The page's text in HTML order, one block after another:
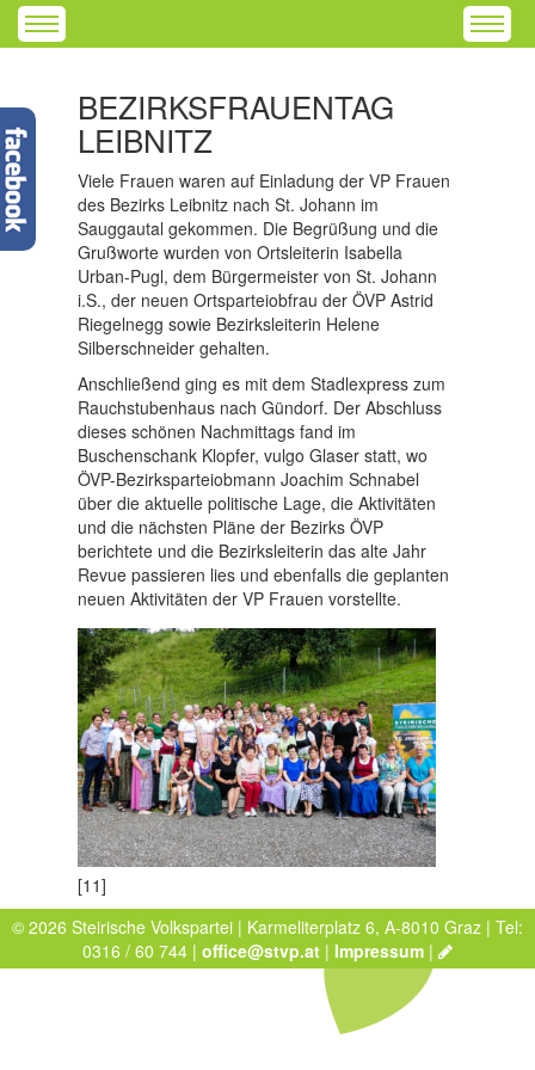
BEZIRKSFRAUENTAG
LEIBNITZ
Viele Frauen waren auf Einladung der VP Frauen
des Bezirks Leibnitz nach St. Johann im
Sauggautal gekommen. Die Begrüßung und die
Grußworte wurden von Ortsleiterin Isabella
Urban-Pugl, dem Bürgermeister von St. Johann
i.S., der neuen Ortsparteiobfrau der ÖVP Astrid
Riegelnegg sowie Bezirksleiterin Helene
Silberschneider gehalten.
Anschließend ging es mit dem Stadlexpress zum
Rauchstubenhaus nach Gündorf. Der Abschluss
dieses schönen Nachmittags fand im
Buschenschank Klopfer, vulgo Glaser statt, wo
ÖVP-Bezirksparteiobmann Joachim Schnabel
über die aktuelle politische Lage, die Aktivitäten
und die nächsten Pläne der Bezirks ÖVP
berichtete und die Bezirksleiterin das alte Jahr
Revue passieren lies und ebenfalls die geplanten
neuen Aktivitäten der VP Frauen vorstellte.
[11]
© 2026 Steirische Volkspartei | Karmeliterplatz 6, A-8010 Graz | Tel:
0316 / 60 744 | office@stvp.at | Impressum |